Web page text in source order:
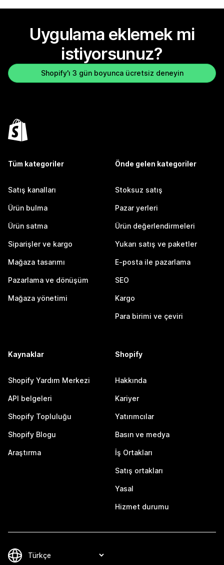
Uygulama eklemek mi
istiyorsunuz?
Shopify'ı 3 gün boyunca ücretsiz deneyin
Tüm kategoriler
Satış kanalları
Ürün bulma
Ürün satma
Siparişler ve kargo
Mağaza tasarımı
Pazarlama ve dönüşüm
Mağaza yönetimi
Önde gelen kategoriler
Stoksuz satış
Pazar yerleri
Ürün değerlendirmeleri
Yukarı satış ve paketler
E-posta ile pazarlama
SEO
Kargo
Para birimi ve çeviri
Kaynaklar
Shopify Yardım Merkezi
API belgeleri
Shopify Topluluğu
Shopify Blogu
Araştırma
Shopify
Hakkında
Kariyer
Yatırımcılar
Basın ve medya
İş Ortakları
Satış ortakları
Yasal
Hizmet durumu